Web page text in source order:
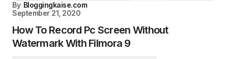
By Bloggingkaise.com
September 21, 2020
How To Record Pc Screen Without
Watermark With Filmora 9